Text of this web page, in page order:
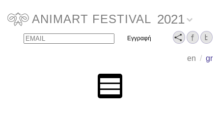
ANIMART FESTIVAL 2021
en / gr
Email Name